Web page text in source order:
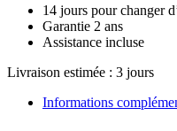
14 jours pour changer
Garantie 2 ans
Assistance incluse
Livraison estimée : 3 jours
Informations